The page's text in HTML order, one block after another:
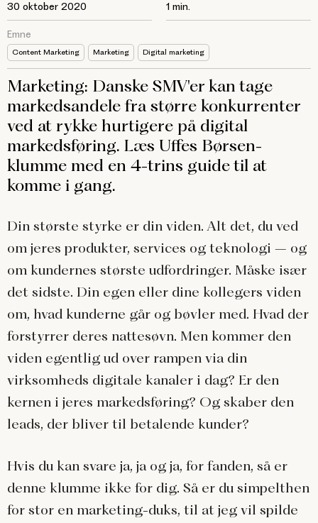
30 oktober 2020
Emne
Content Marketing Marketing Digital marketing
1 min.
Marketing: Danske SMV'er kan tage
markedsandele fra større konkurrenter
ved at rykke hurtigere på digital
markedsføring. Læs Uffes Børsen-
klumme med en 4-trins guide til at
komme i gang.
Din største styrke er din viden. Alt det, du ved
om jeres produkter, services og teknologi – og
om kundernes største udfordringer. Måske især
det sidste. Din egen eller dine kollegers viden
om, hvad kunderne går og bøvler med. Hvad der
forstyrrer deres nattesøvn. Men kommer den
viden egentlig ud over rampen via din
virksomheds digitale kanaler i dag? Er den
kernen i jeres markedsføring? Og skaber den
leads, der bliver til betalende kunder?
Hvis du kan svare ja, ja og ja, for fanden, så er
denne klumme ikke for dig. Så er du simpelthen
for stor en marketing-duks, til at jeg vil spilde